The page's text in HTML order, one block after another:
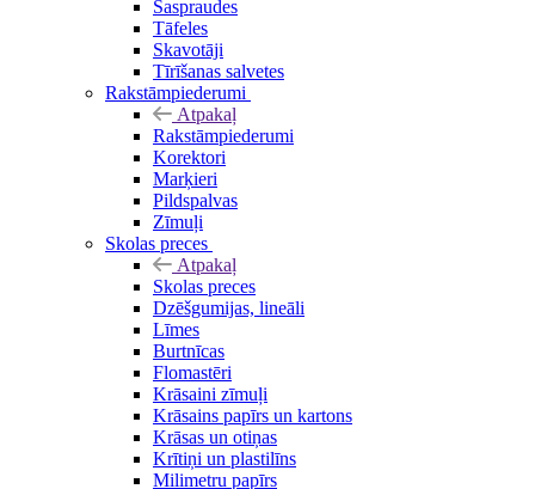
Saspraudes
Tāfeles
Skavotāji
Tīrīšanas salvetes
Rakstāmpiederumi
Atpakaļ
Rakstāmpiederumi
Korektori
Marķieri
Pildspalvas
Zīmuļi
Skolas preces
Atpakaļ
Skolas preces
Dzēšgumijas, lineāli
Līmes
Burtnīcas
Flomastēri
Krāsaini zīmuļi
Krāsains papīrs un kartons
Krāsas un otiņas
Krītiņi un plastilīns
Milimetru papīrs